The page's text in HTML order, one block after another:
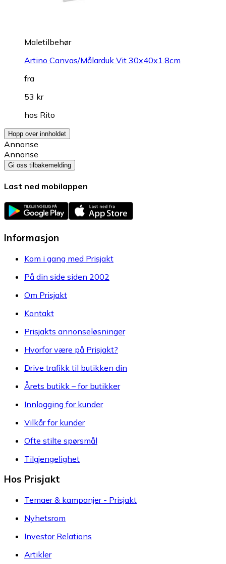
Maletilbehør
Artino Canvas/Målarduk Vit 30x40x1.8cm
fra
53 kr
hos Rito
Hopp over innholdet
Annonse
Annonse
Gi oss tilbakemelding
Last ned mobilappen
Informasjon
Kom i gang med Prisjakt
På din side siden 2002
Om Prisjakt
Kontakt
Prisjakts annonseløsninger
Hvorfor være på Prisjakt?
Drive trafikk til butikken din
Årets butikk – for butikker
Innlogging for kunder
Vilkår for kunder
Ofte stilte spørsmål
Tilgjengelighet
Hos Prisjakt
Temaer & kampanjer - Prisjakt
Nyhetsrom
Investor Relations
Artikler